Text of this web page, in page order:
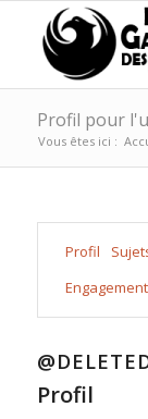
Profil pour
Vous êtes ici :
Profil
Profil